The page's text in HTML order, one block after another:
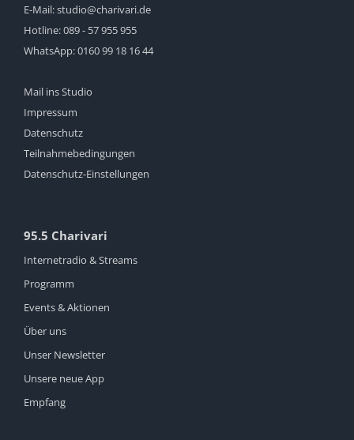
E-Mail:studio@charivari.de
Hotline:089 - 57 955 955
WhatsApp:0160 99 18 16 44
Mail ins Studio
Impressum
Datenschutz
Teilnahmebedingungen
Datenschutz-Einstellungen
95.5 Charivari
Internetradio & Streams
Programm
Events & Aktionen
Über uns
Unser Newsletter
Unsere neue App
Empfang